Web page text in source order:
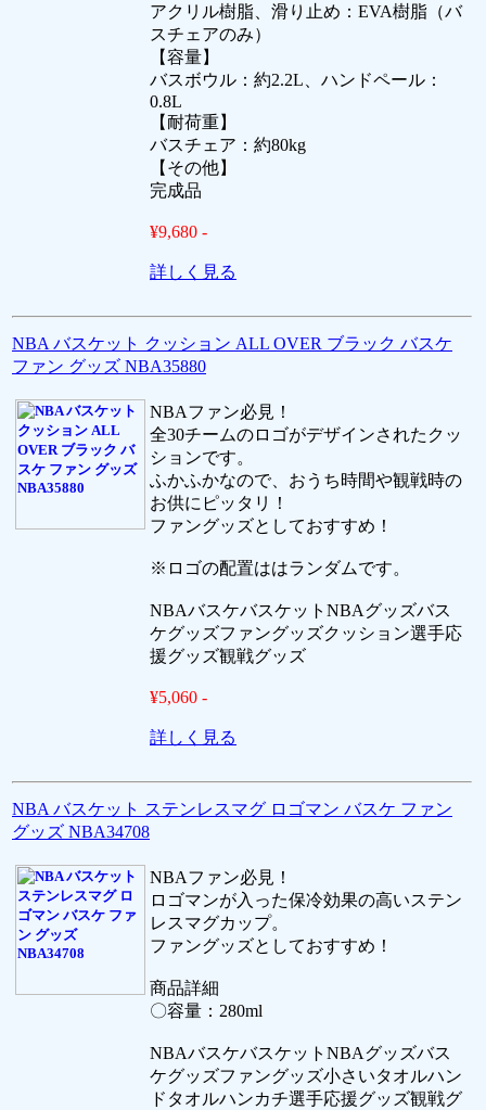
アクリル樹脂、滑り止め：EVA樹脂（バ
スチェアのみ）
【容量】
バスボウル：約2.2L、ハンドペール：
0.8L
【耐荷重】
バスチェア：約80kg
【その他】
完成品
¥9,680 -
詳しく見る
NBA バスケット クッション ALL OVER ブラック バスケ
ファン グッズ NBA35880
NBAファン必見！
全30チームのロゴがデザインされたクッ
ションです。
ふかふかなので、おうち時間や観戦時の
お供にピッタリ！
ファングッズとしておすすめ！
※ロゴの配置ははランダムです。
NBAバスケバスケットNBAグッズバス
ケグッズファングッズクッション選手応
援グッズ観戦グッズ
¥5,060 -
詳しく見る
NBA バスケット ステンレスマグ ロゴマン バスケ ファン
グッズ NBA34708
NBAファン必見！
ロゴマンが入った保冷効果の高いステン
レスマグカップ。
ファングッズとしておすすめ！
商品詳細
〇容量：280ml
NBAバスケバスケットNBAグッズバス
ケグッズファングッズ小さいタオルハン
ドタオルハンカチ選手応援グッズ観戦グ